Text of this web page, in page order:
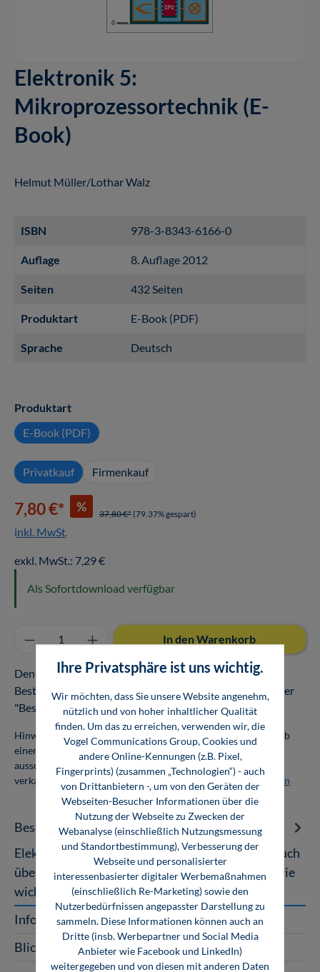
Elektronik 5:
Mikroprozessortechnik (E-
Book)
Helmut Müller/Lothar Walz
ISBN 978-3-8343-6166-0
Auflage 8. Auflage 2012
Seiten 432 Seiten
Produktart E-Book (PDF)
Sprache Deutsch
Produktartauswählen
E-Book (PDF)
Privatkauf Firmenkauf
7,80 €* % 37,80 €* (79.37% gespart)
inkl. MwSt.
exkl. MwSt.: 7,29 €
Als Sofortdownload verfügbar
Produkt Anzahl: Gib den gewünschten
In den Warenkorb
Den Download oder Online-Zugang finden Sie nach
Bestellabschluss in Ihrem Kundenkonto unter dem Reiter
"Bestellungen".
Hinweis: Als Firmenkunde erhalten Sie einen Mengenrabatt ab
einer Abnahmemenge von 10 Exemplaren. Die Bücher dürfen
ausschließlich für den Eigenbedarf genutzt und nicht weiter
verkauft werden. Weitere Informationen unter
Firmenlizenzen
Beschreibung
Elektronik 5: Mikroprozessortechnik Das Fachbuch
über Grundlagen, Aufbau und Arbeitsweisen sowie
wichtiger Programmiertechn…Mehr
InfoClick
Blick ins Buch
Ihre Privatsphäre ist uns wichtig.
Wir möchten, dass Sie unsere Website angenehm,
nützlich und von hoher inhaltlicher Qualität
finden. Um das zu erreichen, verwenden wir, die
Vogel Communications Group, Cookies und
andere Online-Kennungen (z.B. Pixel,
Fingerprints) (zusammen „Technologien“) - auch
von Drittanbietern -, um von den Geräten der
Webseiten-Besucher Informationen über die
Nutzung der Webseite zu Zwecken der
Webanalyse (einschließlich Nutzungsmessung
und Standortbestimmung), Verbesserung der
Webseite und personalisierter
interessenbasierter digitaler Werbemaßnahmen
(einschließlich Re-Marketing) sowie den
Nutzerbedürfnissen angepasster Darstellung zu
sammeln. Diese Informationen können auch an
Dritte (insb. Werbepartner und Social Media
Anbieter wie Facebook und LinkedIn)
weitergegeben und von diesen mit anderen Daten